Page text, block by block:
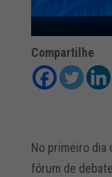
Compartilhe
No primeiro dia
fórum de